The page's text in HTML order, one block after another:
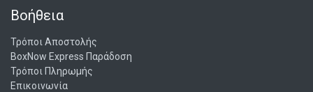
Βοήθεια
Τρόποι Αποστολής
BoxNow Express Παράδοση
Τρόποι Πληρωμής
Επικοινωνία